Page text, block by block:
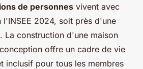
de personnes vivent avec
l'INSEE 2024, soit près d'une
La construction d'une maison
offre un cadre de vie
inclusif pour tous les membres